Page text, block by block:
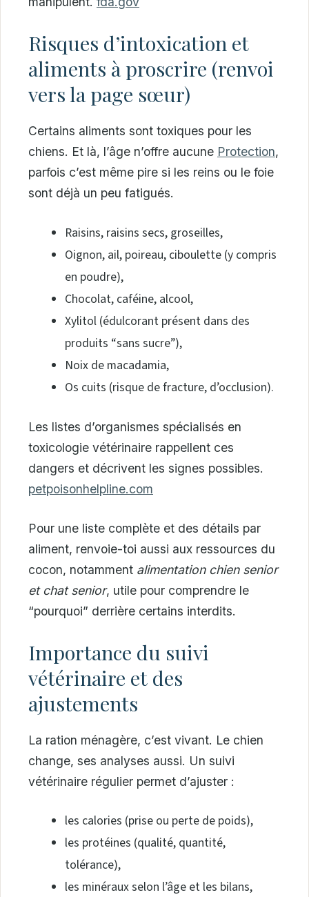
Risques d’intoxication et
aliments à proscrire (renvoi
vers la page sœur)
Certains aliments sont toxiques pour les
chiens. Et là, l’âge n’offre aucune Protection,
parfois c’est même pire si les reins ou le foie
sont déjà un peu fatigués.
Raisins, raisins secs, groseilles,
Oignon, ail, poireau, ciboulette (y compris
en poudre),
Chocolat, caféine, alcool,
Xylitol (édulcorant présent dans des
produits “sans sucre”),
Noix de macadamia,
Os cuits (risque de fracture, d’occlusion).
Les listes d’organismes spécialisés en
toxicologie vétérinaire rappellent ces
dangers et décrivent les signes possibles.
petpoisonhelpline.com
Pour une liste complète et des détails par
aliment, renvoie-toi aussi aux ressources du
cocon, notamment alimentation chien senior
et chat senior, utile pour comprendre le
“pourquoi” derrière certains interdits.
Importance du suivi
vétérinaire et des
ajustements
La ration ménagère, c’est vivant. Le chien
change, ses analyses aussi. Un suivi
vétérinaire régulier permet d’ajuster :
les calories (prise ou perte de poids),
les protéines (qualité, quantité,
tolérance),
les minéraux selon l’âge et les bilans,